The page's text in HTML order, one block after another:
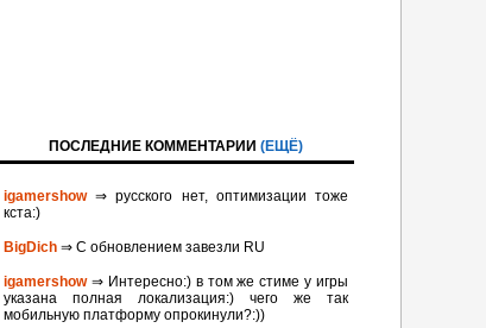
ПОСЛЕДНИЕ КОММЕНТАРИИ (ЕЩЁ)
igamershow⇒ русского нет, оптимизации тоже
кста:)
BigDich ⇒ С обновлением завезли RU
igamershow⇒ Интересно:) в том же стиме у игры
указана полная локализация:) чего же так
мобильную платформу опрокинули?:))